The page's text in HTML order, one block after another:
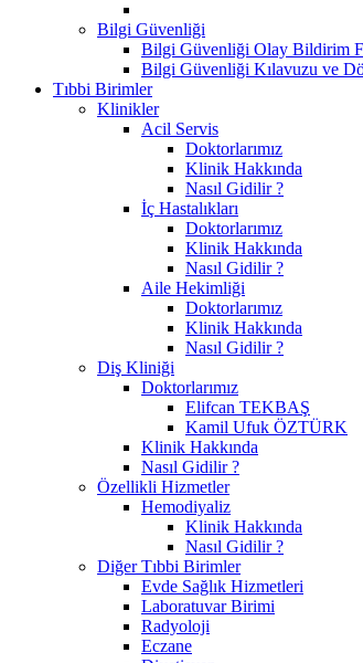
Bilgi Güvenliği
Bilgi Güvenliği Olay Bildirim
Bilgi Güvenliği Kılavuzu ve
Tıbbi Birimler
Klinikler
Acil Servis
Doktorlarımız
Klinik Hakkında
Nasıl Gidilir ?
İç Hastalıkları
Doktorlarımız
Klinik Hakkında
Nasıl Gidilir ?
Aile Hekimliği
Doktorlarımız
Klinik Hakkında
Nasıl Gidilir ?
Diş Kliniği
Doktorlarımız
Elifcan TEKBAŞ
Kamil Ufuk ÖZTÜRK
Klinik Hakkında
Nasıl Gidilir ?
Özellikli Hizmetler
Hemodiyaliz
Klinik Hakkında
Nasıl Gidilir ?
Diğer Tıbbi Birimler
Evde Sağlık Hizmetleri
Laboratuvar Birimi
Radyoloji
Eczane